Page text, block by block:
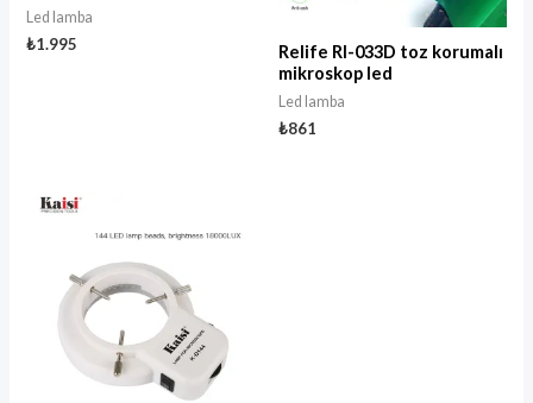
Led lamba
₺1.995
Relife Rl-033D toz korumalı
mikroskop led
Led lamba
₺861